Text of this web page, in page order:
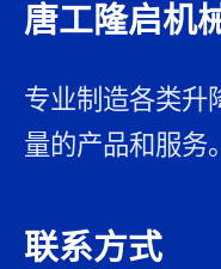
唐工隆启机
专业制造各类升
量的产品和服务。
联系方式